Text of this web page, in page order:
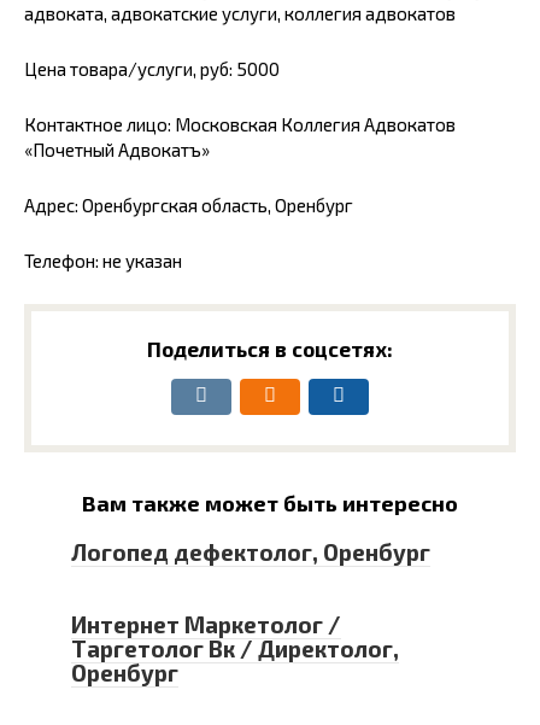
адвоката, адвокатские услуги, коллегия адвокатов
Цена товара/услуги, руб: 5000
Контактное лицо: Московская Коллегия Адвокатов
«Почетный Адвокатъ»
Адрес: Оренбургская область, Оренбург
Телефон: не указан
Поделиться в соцсетях:
Вам также может быть интересно
Логопед дефектолог, Оренбург
Интернет Маркетолог /
Таргетолог Вк / Директолог,
Оренбург